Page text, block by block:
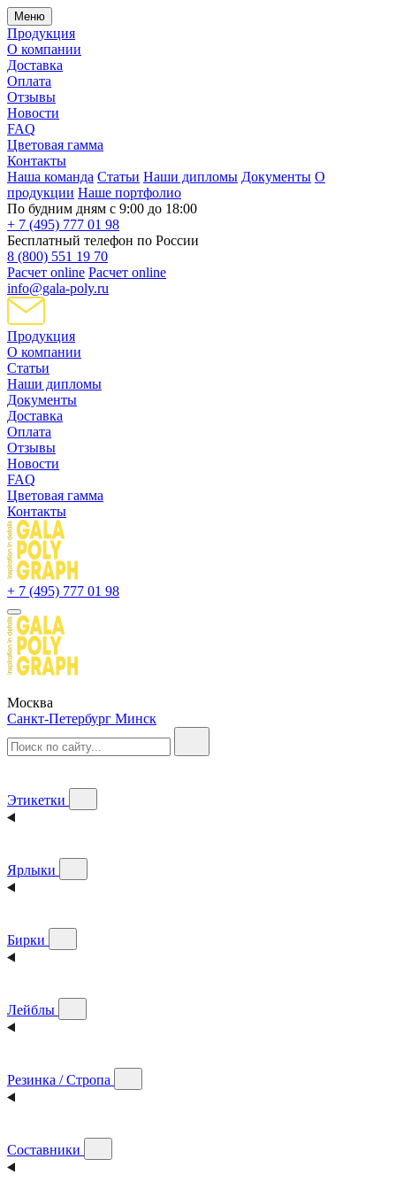
Меню
Продукция
О компании
Доставка
Оплата
Отзывы
Новости
FAQ
Цветовая гамма
Контакты
Наша команда Статьи Наши дипломы Документы О
продукции Наше портфолио
По будним дням с 9:00 до 18:00
+ 7 (495) 777 01 98
Бесплатный телефон по России
8 (800) 551 19 70
Расчет online Расчет online
info@gala-poly.ru
Продукция
О компании
Статьи
Наши дипломы
Документы
Доставка
Оплата
Отзывы
Новости
FAQ
Цветовая гамма
Контакты
+ 7 (495) 777 01 98
Москва
Санкт-Петербург Минск
Этикетки
Ярлыки
Бирки
Лейблы
Резинка / Стропа
Составники